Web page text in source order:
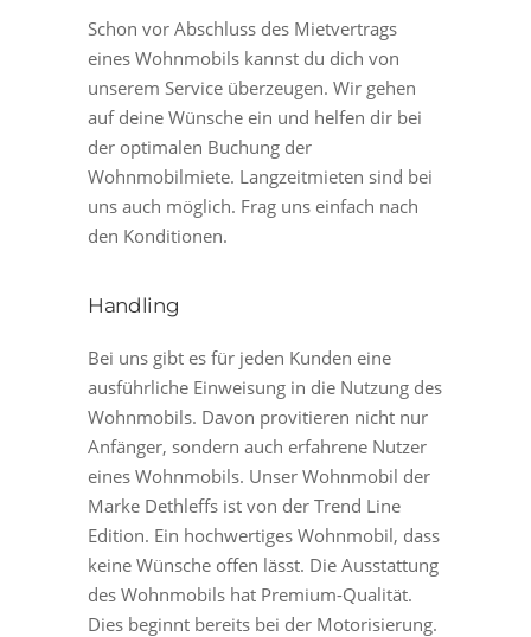
Schon vor Abschluss des Mietvertrags
eines Wohnmobils kannst du dich von
unserem Service überzeugen. Wir gehen
auf deine Wünsche ein und helfen dir bei
der optimalen Buchung der
Wohnmobilmiete. Langzeitmieten sind bei
uns auch möglich. Frag uns einfach nach
den Konditionen.
Handling
Bei uns gibt es für jeden Kunden eine
ausführliche Einweisung in die Nutzung des
Wohnmobils. Davon provitieren nicht nur
Anfänger, sondern auch erfahrene Nutzer
eines Wohnmobils. Unser Wohnmobil der
Marke Dethleffs ist von der Trend Line
Edition. Ein hochwertiges Wohnmobil, dass
keine Wünsche offen lässt. Die Ausstattung
des Wohnmobils hat Premium-Qualität.
Dies beginnt bereits bei der Motorisierung.